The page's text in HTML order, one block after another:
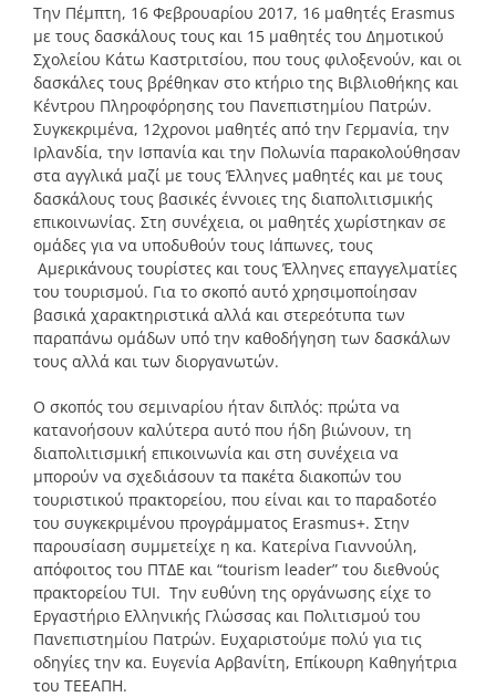
Την Πέμπτη, 16 Φεβρουαρίου 2017, 16 μαθητές Erasmus
με τους δασκάλους τους και 15 μαθητές του Δημοτικού
Σχολείου Κάτω Καστριτσίου, που τους φιλοξενούν, και οι
δασκάλες τους βρέθηκαν στο κτήριο της Βιβλιοθήκης και
Κέντρου Πληροφόρησης του Πανεπιστημίου Πατρών.
Συγκεκριμένα, 12χρονοι μαθητές από την Γερμανία, την
Ιρλανδία, την Ισπανία και την Πολωνία παρακολούθησαν
στα αγγλικά μαζί με τους Έλληνες μαθητές και με τους
δασκάλους τους βασικές έννοιες της διαπολιτισμικής
επικοινωνίας. Στη συνέχεια, οι μαθητές χωρίστηκαν σε
ομάδες για να υποδυθούν τους Ιάπωνες, τους
Αμερικάνους τουρίστες και τους Έλληνες επαγγελματίες
του τουρισμού. Για το σκοπό αυτό χρησιμοποίησαν
βασικά χαρακτηριστικά αλλά και στερεότυπα των
παραπάνω ομάδων υπό την καθοδήγηση των δασκάλων
τους αλλά και των διοργανωτών.
Ο σκοπός του σεμιναρίου ήταν διπλός: πρώτα να
κατανοήσουν καλύτερα αυτό που ήδη βιώνουν, τη
διαπολιτισμική επικοινωνία και στη συνέχεια να
μπορούν να σχεδιάσουν τα πακέτα διακοπών του
τουριστικού πρακτορείου, που είναι και το παραδοτέο
του συγκεκριμένου προγράμματος Erasmus+. Στην
παρουσίαση συμμετείχε η κα. Κατερίνα Γιαννούλη,
απόφοιτος του ΠΤΔΕ και “tourism leader” του διεθνούς
πρακτορείου TUI. Την ευθύνη της οργάνωσης είχε το
Εργαστήριο Ελληνικής Γλώσσας και Πολιτισμού του
Πανεπιστημίου Πατρών. Ευχαριστούμε πολύ για τις
οδηγίες την κα. Ευγενία Αρβανίτη, Επίκουρη Καθηγήτρια
του ΤΕΕΑΠΗ.